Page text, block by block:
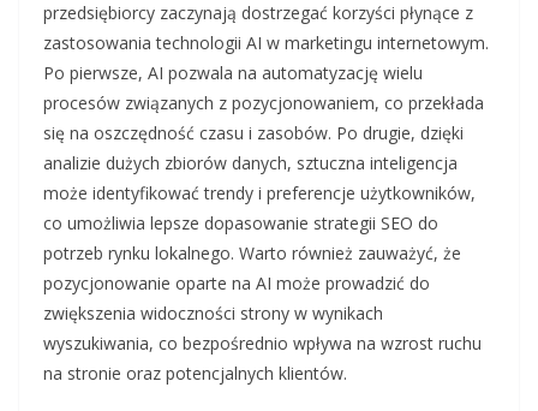
przedsiębiorcy zaczynają dostrzegać korzyści płynące z
zastosowania technologii AI w marketingu internetowym.
Po pierwsze, AI pozwala na automatyzację wielu
procesów związanych z pozycjonowaniem, co przekłada
się na oszczędność czasu i zasobów. Po drugie, dzięki
analizie dużych zbiorów danych, sztuczna inteligencja
może identyfikować trendy i preferencje użytkowników,
co umożliwia lepsze dopasowanie strategii SEO do
potrzeb rynku lokalnego. Warto również zauważyć, że
pozycjonowanie oparte na AI może prowadzić do
zwiększenia widoczności strony w wynikach
wyszukiwania, co bezpośrednio wpływa na wzrost ruchu
na stronie oraz potencjalnych klientów.